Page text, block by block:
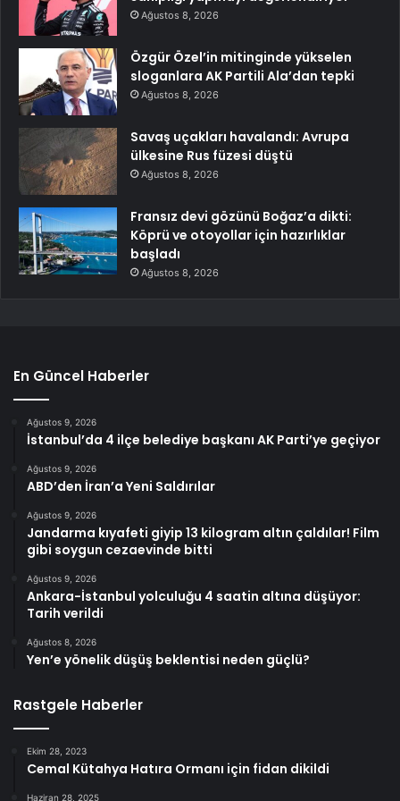
Ağustos 8, 2026
Özgür Özel’in mitinginde yükselen
sloganlara AK Partili Ala’dan tepki
Ağustos 8, 2026
Savaş uçakları havalandı: Avrupa
ülkesine Rus füzesi düştü
Ağustos 8, 2026
Fransız devi gözünü Boğaz’a dikti:
Köprü ve otoyollar için hazırlıklar
başladı
Ağustos 8, 2026
En Güncel Haberler
Ağustos 9, 2026
İstanbul’da 4 ilçe belediye başkanı AK Parti’ye geçiyor
Ağustos 9, 2026
ABD’den İran’a Yeni Saldırılar
Ağustos 9, 2026
Jandarma kıyafeti giyip 13 kilogram altın çaldılar! Film
gibi soygun cezaevinde bitti
Ağustos 9, 2026
Ankara-İstanbul yolculuğu 4 saatin altına düşüyor:
Tarih verildi
Ağustos 8, 2026
Yen’e yönelik düşüş beklentisi neden güçlü?
Rastgele Haberler
Ekim 28, 2023
Cemal Kütahya Hatıra Ormanı için fidan dikildi
Haziran 28, 2025